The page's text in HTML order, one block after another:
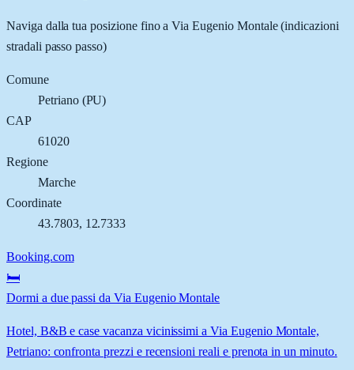
Naviga dalla tua posizione fino aVia Eugenio Montale(indicazioni
stradali passo passo)
Comune
Petriano(PU)
CAP
61020
Regione
Marche
Coordinate
43.7803, 12.7333
Booking.com
🛏️
Dormi a due passi da Via Eugenio Montale
Hotel, B&B e case vacanza vicinissimi a Via Eugenio Montale,
Petriano: confronta prezzi e recensioni reali e prenota in un minuto.